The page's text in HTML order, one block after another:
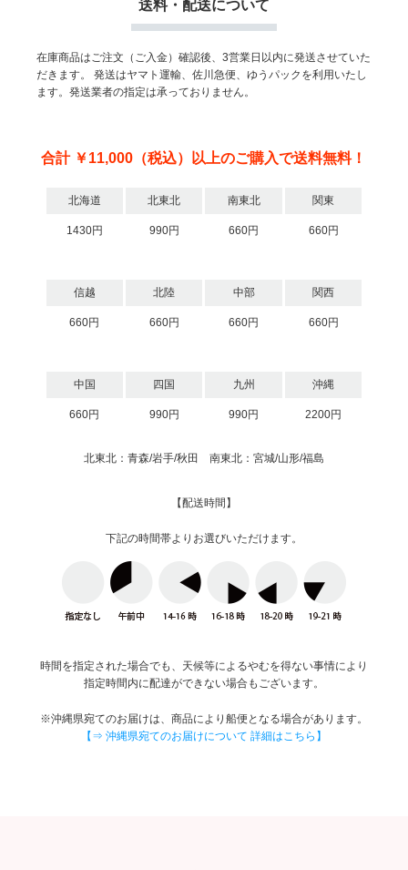
送料・配送について
在庫商品はご注文（ご入金）確認後、3営業日以内に発送させていた
だきます。
発送はヤマト運輸、佐川急便、ゆうパックを利用いたし
ます。発送業者の指定は承っておりません。
合計 ￥11,000（税込）以上のご購入で送料無料！
北海道 北東北 南東北 関東
1430円 990円 660円 660円
信越 北陸 中部 関西
660円 660円 660円 660円
中国 四国 九州 沖縄
660円 990円 990円 2200円
北東北：青森/岩手/秋田 南東北：宮城/山形/福島
【配送時間】
下記の時間帯よりお選びいただけます。
時間を指定された場合でも、天候等によるやむを得ない事情により
指定時間内に配達ができない場合もございます。
※沖縄県宛てのお届けは、商品により船便となる場合があります。
【⇒ 沖縄県宛てのお届けについて 詳細はこちら】